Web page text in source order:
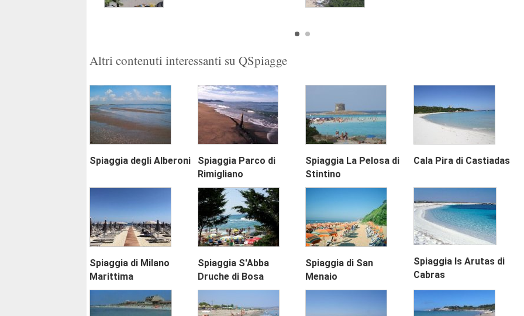
Altri contenuti interessanti su QSpiagge
Spiaggia degli Alberoni
Spiaggia Parco di
Rimigliano
Spiaggia La Pelosa di
Stintino
Cala Pira di Castiadas
Spiaggia di Milano
Marittima
Spiaggia S'Abba
Druche di Bosa
Spiaggia di San
Menaio
Spiaggia Is Arutas di
Cabras